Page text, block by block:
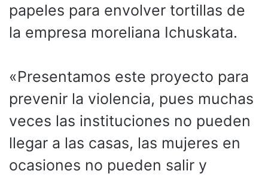
papeles para envolver tortillas de
la empresa moreliana Ichuskata.
«Presentamos este proyecto para
prevenir la violencia, pues muchas
veces las instituciones no pueden
llegar a las casas, las mujeres en
ocasiones no pueden salir y